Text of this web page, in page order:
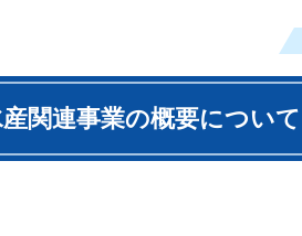
関連事業の概要について